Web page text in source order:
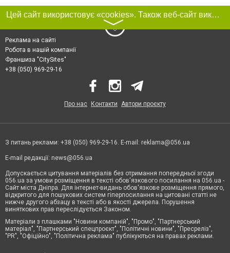
Цей сайт використовує «cookies». Також веб-сайт використовує інтернет-сервіс для збору технічних даних стосовно відвідувачів з метою отримання маркетингової та статистичної інформації. Умови обробки даних відвідувачів сайту див.
〉
Реклама на сайті
Робота в нашій компанії
Франшиза "CitySites"
+38 (050) 969-29-16
Про нас Контакти Автори проєкту
З питань реклами: +38 (050) 969-29-16. E-mail: reklama@056.ua
E-mail редакції: news@056.ua
Допускається цитування матеріалів без отримання попередньої згоди
056.ua за умови розміщення в тексті обов'язкового посилання на 056.ua -
Сайт міста Дніпра. Для інтернет-видань обов'язкове розміщення прямого,
відкритого для пошукових систем гіперпосилання на цитовані статті не
нижче другого абзацу в тексті або в якості джерела. Порушення
виняткових прав переслідується Законом.
Матеріали з плашками "Новини компаній", "Промо", "Партнерський
матеріал", "Партнерський спецпроєкт", "Політичні новини", "Пресреліз",
"PR", "Офіційно", "Політична реклама" публікуються на правах реклами.